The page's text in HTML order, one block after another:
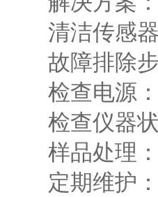
清洁传感
故障排除
检查电源
检查仪器
样品处理
定期维护